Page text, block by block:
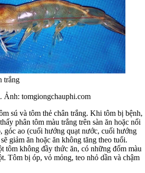
trắng
Ảnh: tomgiongchauphi.com
sú và tôm thẻ chân trắng. Khi tôm bị bệnh,
phân tôm màu trắng trên sàn ăn hoặc nổi
góc ao (cuối hướng quạt nước, cuối hướng
sẽ giảm ăn hoặc ăn không tăng theo tuổi.
tôm không đầy thức ăn, có những đốm màu
Tôm bị óp, vỏ mỏng, teo nhỏ dần và chậm